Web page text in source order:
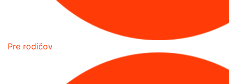
Pre rodičov